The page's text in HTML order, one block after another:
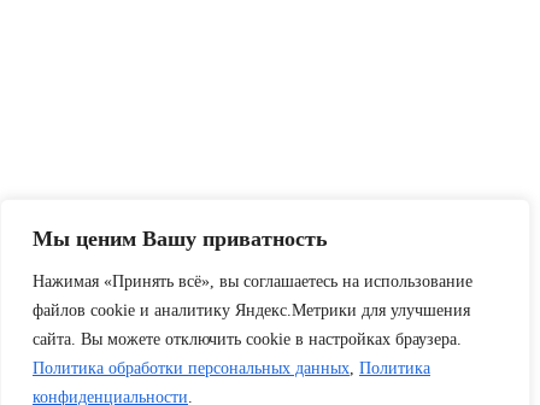
Мы ценим Вашу приватность
Нажимая «Принять всё», вы соглашаетесь на использование
файлов cookie и аналитику Яндекс.Метрики для улучшения
сайта. Вы можете отключить cookie в настройках браузера.
Политика обработки персональных данных, Политика
конфиденциальности.